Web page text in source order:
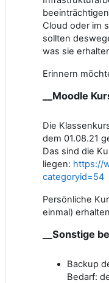
Cloud oder im
sollten
was sie
Erinnern
__Moodle
Die
dem 01.08.21
Das sind die
liegen: https://
categoryid=54
Persönliche
einmal)
__Sonstige
Backup
Bedarf: